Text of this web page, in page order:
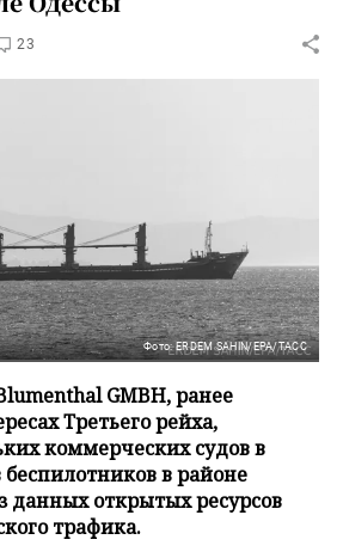
23
Фото: ERDEM SAHIN/EPA/ТАСС
GMBH, ранее
Третьего рейха,
коммерческих судов в
беспилотников в районе
данных открытых ресурсов
трафика.